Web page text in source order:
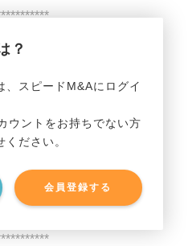
？
、スピードM&Aにログイ
ウントをお持ちでない方
ださい。
会員登録する